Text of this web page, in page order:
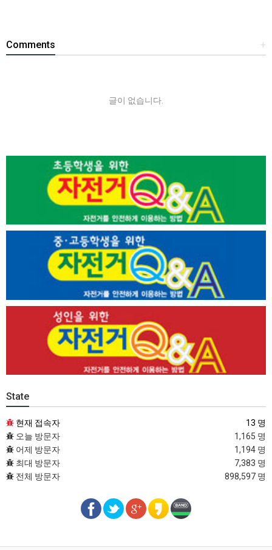
+
Comments
글이 없습니다.
State
현재 접속자
13 명
오늘 방문자
1,165 명
어제 방문자
1,194 명
최대 방문자
7,383 명
전체 방문자
898,597 명